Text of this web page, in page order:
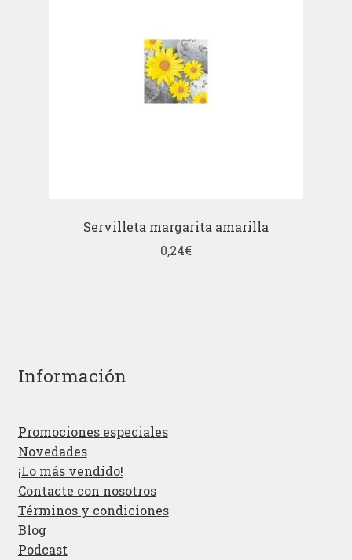
Servilleta margarita amarilla
0,24€
Información
Promociones especiales
Novedades
¡Lo más vendido!
Contacte con nosotros
Términos y condiciones
Blog
Podcast